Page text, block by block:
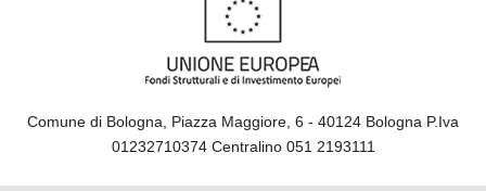
Comune di Bologna, Piazza Maggiore, 6 - 40124 Bologna P.Iva
01232710374 Centralino 051 2193111